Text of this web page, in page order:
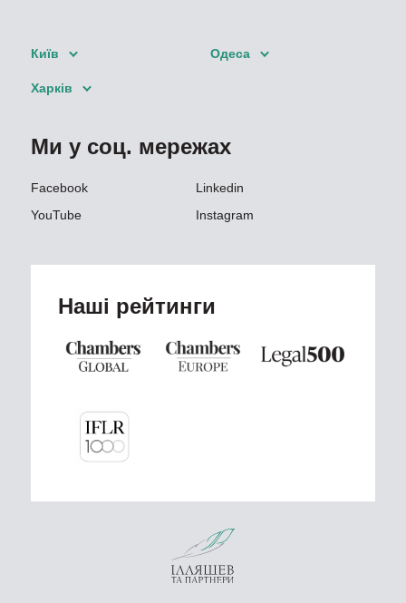
Київ Одеса
Харків
Ми у соц. мережах
Facebook
Linkedin
YouTube
Instagram
Наші рейтинги